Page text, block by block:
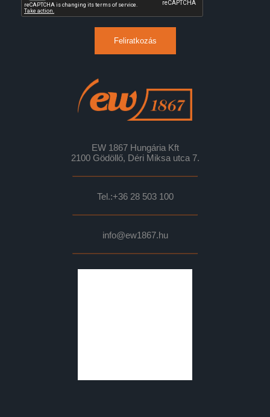
Feliratkozás
EW 1867 Hungária Kft
2100 Gödöllő, Déri Miksa utca 7.
Tel.:+36 28 503 100
info@ew1867.hu